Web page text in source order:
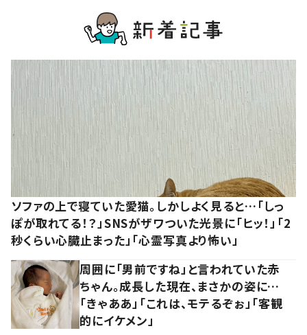
ソファの上で寝ていた愛猫。しかしよく見ると…「しっ
ぽが取れてる！？」SNSがザワついた光景に「ヒッ！」「2
秒くらい心臓止まった」「心霊写真より怖い」
周囲に「男前ですね」と言われていた赤
ちゃん。成長した現在、まさかの姿に…
「きゃああ」「これは、モテるぞぉ」「客観
的にイケメン」